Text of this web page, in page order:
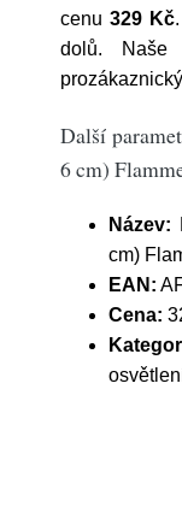
cenu 329 Kč
dolů. Naše
Další
6 cm)
Název:
cm)
EAN:
Cena: